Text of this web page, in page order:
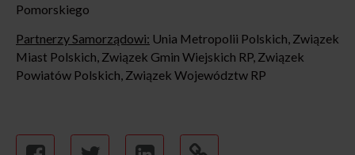
Pomorskiego
Partnerzy Samorządowi: Unia Metropolii Polskich, Związek
Miast Polskich, Związek Gmin Wiejskich RP, Związek
Powiatów Polskich, Związek Województw RP